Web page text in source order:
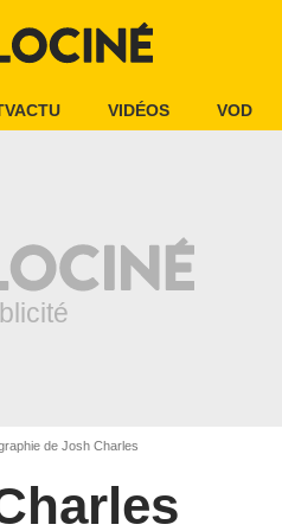
VIDÉOS VOD
de Josh Charles